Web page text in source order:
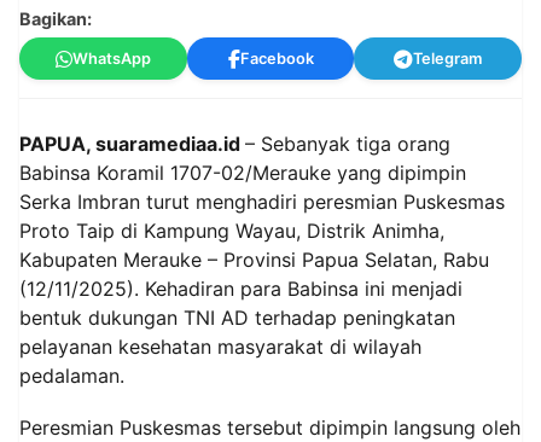
Bagikan:
WhatsApp Facebook Telegram
PAPUA, suaramediaa.id – Sebanyak tiga orang
Babinsa Koramil 1707-02/Merauke yang dipimpin
Serka Imbran turut menghadiri peresmian Puskesmas
Proto Taip di Kampung Wayau, Distrik Animha,
Kabupaten Merauke – Provinsi Papua Selatan, Rabu
(12/11/2025). Kehadiran para Babinsa ini menjadi
bentuk dukungan TNI AD terhadap peningkatan
pelayanan kesehatan masyarakat di wilayah
pedalaman.
Peresmian Puskesmas tersebut dipimpin langsung oleh